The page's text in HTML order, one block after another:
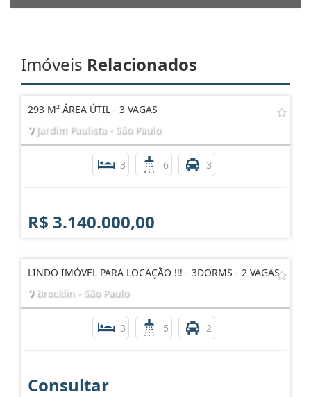
Imóveis Relacionados
293 M² ÁREA ÚTIL - 3 VAGAS
Jardim Paulista - São Paulo
3 6 3
R$ 3.140.000,00
LINDO IMÓVEL PARA LOCAÇÃO !!! - 3DORMS - 2 VAGAS
Brooklin - São Paulo
3 5 2
Consultar